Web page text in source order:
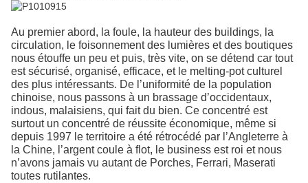
Au premier abord, la foule, la hauteur des buildings, la
circulation, le foisonnement des lumières et des boutiques
nous étouffe un peu et puis, très vite, on se détend car tout
est sécurisé, organisé, efficace, et le melting-pot culturel
des plus intéressants. De l’uniformité de la population
chinoise, nous passons à un brassage d’occidentaux,
indous, malaisiens, qui fait du bien. Ce concentré est
surtout un concentré de réussite économique, même si
depuis 1997 le territoire a été rétrocédé par l’Angleterre à
la Chine, l’argent coule à flot, le business est roi et nous
n’avons jamais vu autant de Porches, Ferrari, Maserati
toutes rutilantes.